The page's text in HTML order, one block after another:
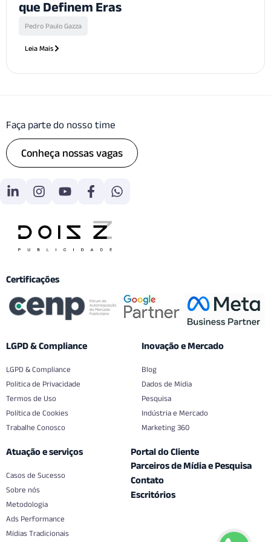
que Definem Eras
Pedro Paulo Gazza
Leia Mais
Faça parte do nosso time
Conheça nossas vagas
Certificações
LGPD & Compliance
LGPD & Compliance
Politica de Privacidade
Termos de Uso
Política de Cookies
Trabalhe Conosco
Inovação e Mercado
Blog
Dados de Mídia
Pesquisa
Indústria e Mercado
Marketing 360
Atuação e serviços
Casos de Sucesso
Sobre nós
Metodologia
Ads Performance
Mídias Tradicionais
Portal do Cliente
Parceiros de Mídia e Pesquisa
Contato
Escritórios